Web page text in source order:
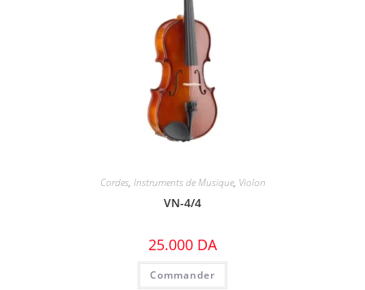
Cordes, Instruments de Musique, Violon
VN-4/4
25.000 DA
Commander